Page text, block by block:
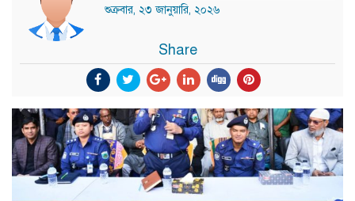
শুক্রবার, ২৩ জানুয়ারি, ২০২৬
Share